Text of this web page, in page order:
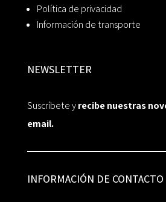
Política de privacidad
Información de transporte
NEWSLETTER
Suscríbete yrecibe nuestras
email.
INFORMACIÓN DE CONTACTO